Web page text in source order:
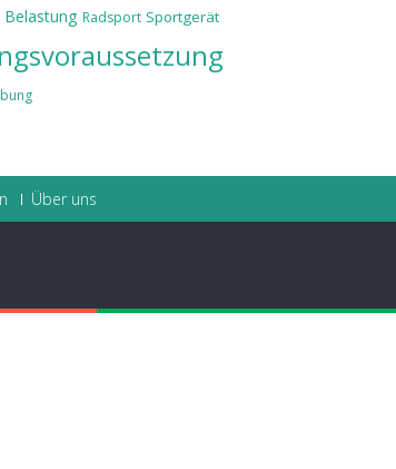
Belastung Radsport Sportgerät
Über uns